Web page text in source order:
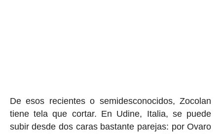
De esos recientes o semidesconocidos, Zocolan
tiene tela que cortar. En Udine, Italia, se puede
subir desde dos caras bastante parejas: por Ovaro